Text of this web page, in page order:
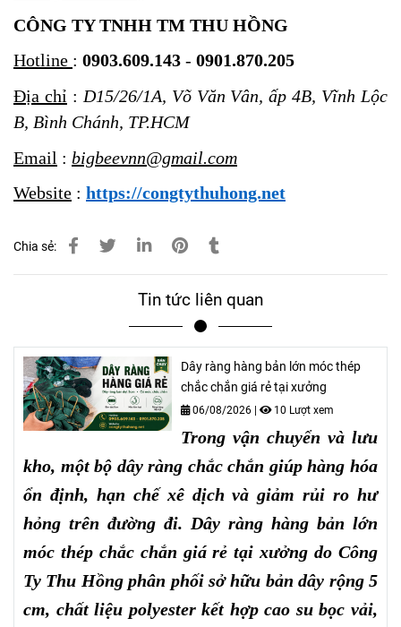
CÔNG TY TNHH TM THU HỒNG
Hotline : 0903.609.143 - 0901.870.205
Địa chỉ : D15/26/1A, Võ Văn Vân, ấp 4B, Vĩnh Lộc
B, Bình Chánh, TP.HCM
Email : bigbeevnn@gmail.com
Website : https://congtythuhong.net
Chia sẻ:
Tin tức liên quan
Dây ràng hàng bản lớn móc thép
chắc chắn giá rẻ tại xưởng
06/08/2026 | 10 Lượt xem
Trong vận chuyển và lưu
kho, một bộ dây ràng chắc chắn giúp hàng hóa
ổn định, hạn chế xê dịch và giảm rủi ro hư
hỏng trên đường đi. Dây ràng hàng bản lớn
móc thép chắc chắn giá rẻ tại xưởng do Công
Ty Thu Hồng phân phối sở hữu bản dây rộng 5
cm, chất liệu polyester kết hợp cao su bọc vải,